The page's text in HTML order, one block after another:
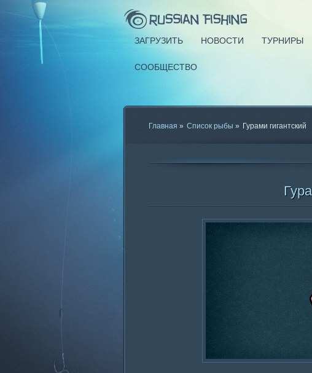
ЗАГРУЗИТЬ НОВОСТИ ТУРНИРЫ
СООБЩЕСТВО
Главная » Список рыбы » Гурами гигантский